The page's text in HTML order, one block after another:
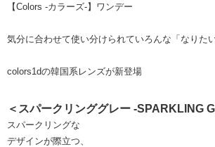
【Colors -カラーズ-】ワンデー
気分に合わせて使い分けられていろんな「なりた
colors1dの韓国系レンズが新登場
＜スパークリンググレー -SPARKLING
スパークリングな
デザインが際立つ、